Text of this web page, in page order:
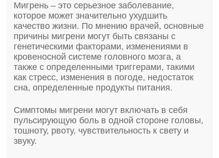
Мигрень – это серьезное заболевание,
которое может значительно ухудшить
качество жизни. По мнению врачей, основные
причины мигрени могут быть связаны с
генетическими факторами, изменениями в
кровеносной системе головного мозга, а
также с определенными триггерами, такими
как стресс, изменения в погоде, недостаток
сна, определенные продукты питания.
Симптомы мигрени могут включать в себя
пульсирующую боль в одной стороне головы,
тошноту, рвоту, чувствительность к свету и
звуку.